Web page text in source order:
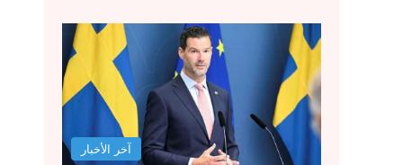
آخر الأخبار